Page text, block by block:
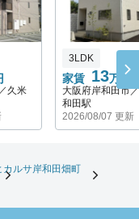
久米
家賃 13万円
3LDK
大阪府岸和田市
和田駅
2026/08/07 更新
カルサ岸和田畑町